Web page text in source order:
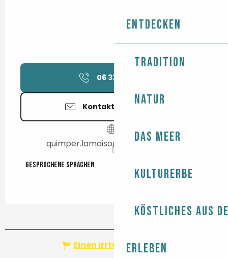
Entdecken
Tradition
Natur
Das Meer
Kulturerbe
Köstliches aus
Erleben
06 33 33 13
Kontaktieren Sie uns
quimper.lamaisondestravaux.com
Gesprochene Sprachen
Gesprochene Sprachen
Einen Irrtum angeben